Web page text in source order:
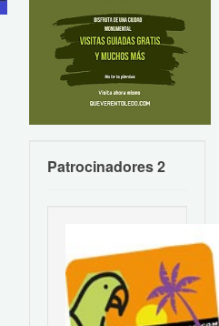
Patrocinadores 2